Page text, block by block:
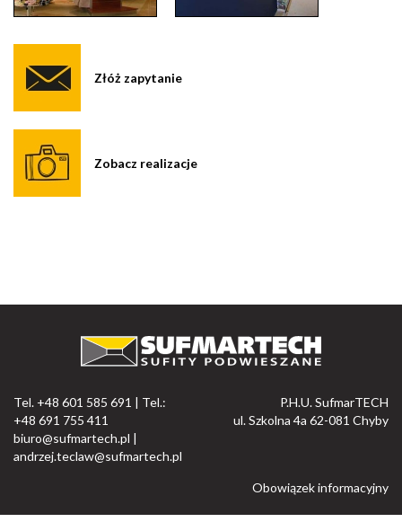
Złóż zapytanie
Zobacz realizacje
Tel. +48 601 585 691 | Tel.:
+48 691 755 411
biuro@sufmartech.pl |
andrzej.teclaw@sufmartech.pl
P.H.U. SufmarTECH
ul. Szkolna 4a 62-081 Chyby
Obowiązek informacyjny